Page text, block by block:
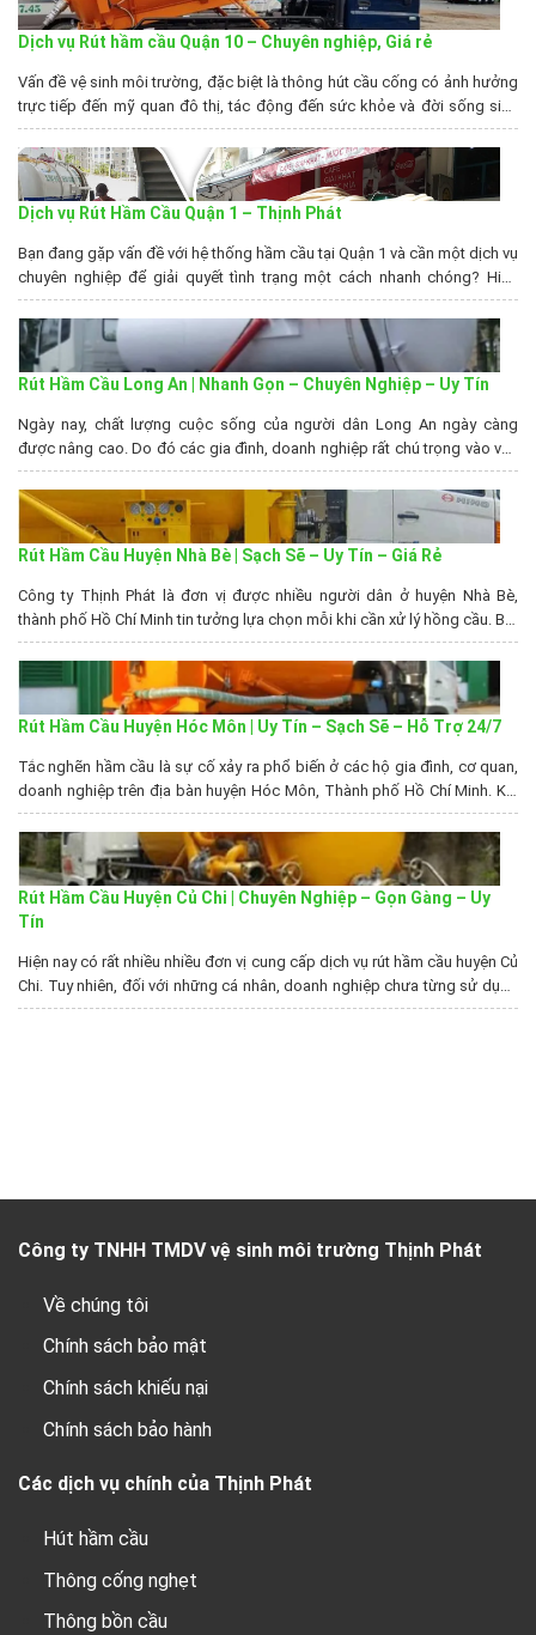
Dịch vụ Rút hầm cầu Quận 10 – Chuyên nghiệp, Giá rẻ
Vấn đề vệ sinh môi trường, đặc biệt là thông hút cầu cống có ảnh hưởng
trực tiếp đến mỹ quan đô thị, tác động đến sức khỏe và đời sống sinh
hoạt của người dân. Do đó nếu cá nhân, đơn vị nào cần sử dụng dịch vụ
rút hầm cầu Quận 10 tại...
Dịch vụ Rút Hầm Cầu Quận 1 – Thịnh Phát
Bạn đang gặp vấn đề với hệ thống hầm cầu tại Quận 1 và cần một dịch vụ
chuyên nghiệp để giải quyết tình trạng một cách nhanh chóng? Hiểu
được vấn đề đó, Rút Hầm Cầu Giá Rẻ đã có mặt và cam kết sẽ mang đến
cho bạn dịch vụ rút hầm cầu quận 1 –...
Rút Hầm Cầu Long An | Nhanh Gọn – Chuyên Nghiệp – Uy Tín
Ngày nay, chất lượng cuộc sống của người dân Long An ngày càng
được nâng cao. Do đó các gia đình, doanh nghiệp rất chú trọng vào vấn
đề vệ sinh môi trường, xử lý rác thải. Đặc biệt là nhu cầu sử dụng dịch vụ
rút hầm cầu Long An đảm bảo uy tín...
Rút Hầm Cầu Huyện Nhà Bè | Sạch Sẽ – Uy Tín – Giá Rẻ
Công ty Thịnh Phát là đơn vị được nhiều người dân ở huyện Nhà Bè,
thành phố Hồ Chí Minh tin tưởng lựa chọn mỗi khi cần xử lý hồng cầu. Bởi
dịch vụ rút hầm cầu huyện Nhà Bè của chúng tôi luôn đảm bảo sự uy tín,
chuyên nghiệp. Từ đó giúp các...
Rút Hầm Cầu Huyện Hóc Môn | Uy Tín – Sạch Sẽ – Hỗ Trợ 24/7
Tắc nghẽn hầm cầu là sự cố xảy ra phổ biến ở các hộ gia đình, cơ quan,
doanh nghiệp trên địa bàn huyện Hóc Môn, Thành phố Hồ Chí Minh. Khi
gặp tình trạng này hầu hết người dân đều lo lắng không biết xử lý như thế
nào. Vì vậy dịch vụ rút...
Rút Hầm Cầu Huyện Củ Chi | Chuyên Nghiệp – Gọn Gàng – Uy
Tín
Hiện nay có rất nhiều nhiều đơn vị cung cấp dịch vụ rút hầm cầu huyện Củ
Chi. Tuy nhiên, đối với những cá nhân, doanh nghiệp chưa từng sử dụng
dịch vụ thì sẽ rất khó để lựa chọn được đơn vị uy tín, chuyên nghiệp. Vì
Công ty TNHH TMDV vệ sinh môi trường Thịnh Phát
Về chúng tôi
Chính sách bảo mật
Chính sách khiếu nại
Chính sách bảo hành
Các dịch vụ chính của Thịnh Phát
Hút hầm cầu
Thông cống nghẹt
Thông bồn cầu